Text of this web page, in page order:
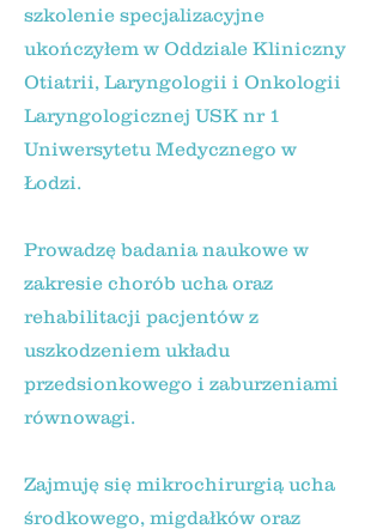
szkolenie specjalizacyjne
ukończyłem w Oddziale Kliniczny
Otiatrii, Laryngologii i Onkologii
Laryngologicznej USK nr 1
Uniwersytetu Medycznego w
Łodzi.
Prowadzę badania naukowe w
zakresie chorób ucha oraz
rehabilitacji pacjentów z
uszkodzeniem układu
przedsionkowego i zaburzeniami
równowagi.
Zajmuję się mikrochirurgią ucha
środkowego, migdałków oraz